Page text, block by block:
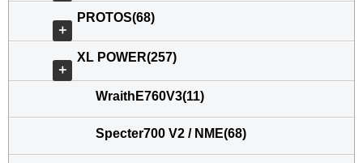
＋
PROTOS(68)
＋
XL POWER(257)
WraithE760V3(11)
Specter700 V2 / NME(68)